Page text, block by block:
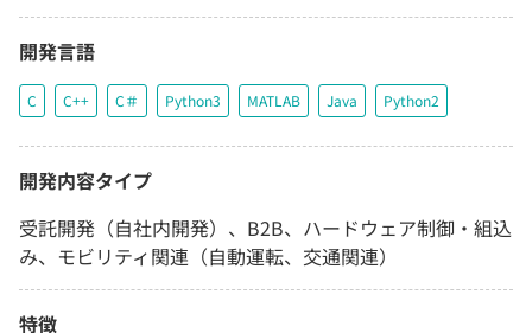
開発言語
C C++ C＃ Python3 MATLAB Java Python2
開発内容タイプ
受託開発（自社内開発）、B2B、ハードウェア制御・組込
み、モビリティ関連（自動運転、交通関連）
特徴